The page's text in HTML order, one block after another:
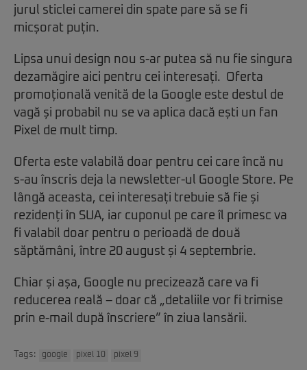
jurul sticlei camerei din spate pare să se fi
micșorat puțin.
Lipsa unui design nou s-ar putea să nu fie singura
dezamăgire aici pentru cei interesați. Oferta
promoțională venită de la Google este destul de
vagă și probabil nu se va aplica dacă ești un fan
Pixel de mult timp.
Oferta este valabilă doar pentru cei care încă nu
s-au înscris deja la newsletter-ul Google Store. Pe
lângă aceasta, cei interesați trebuie să fie și
rezidenți în SUA, iar cuponul pe care îl primesc va
fi valabil doar pentru o perioadă de două
săptămâni, între 20 august și 4 septembrie.
Chiar și așa, Google nu precizează care va fi
reducerea reală – doar că „detaliile vor fi trimise
prin e-mail după înscriere” în ziua lansării.
Tags: google pixel 10 pixel 9